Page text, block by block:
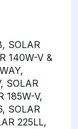
SOLAR
140W-V &
SOLAR
185W-V,
SOLAR
225LL,